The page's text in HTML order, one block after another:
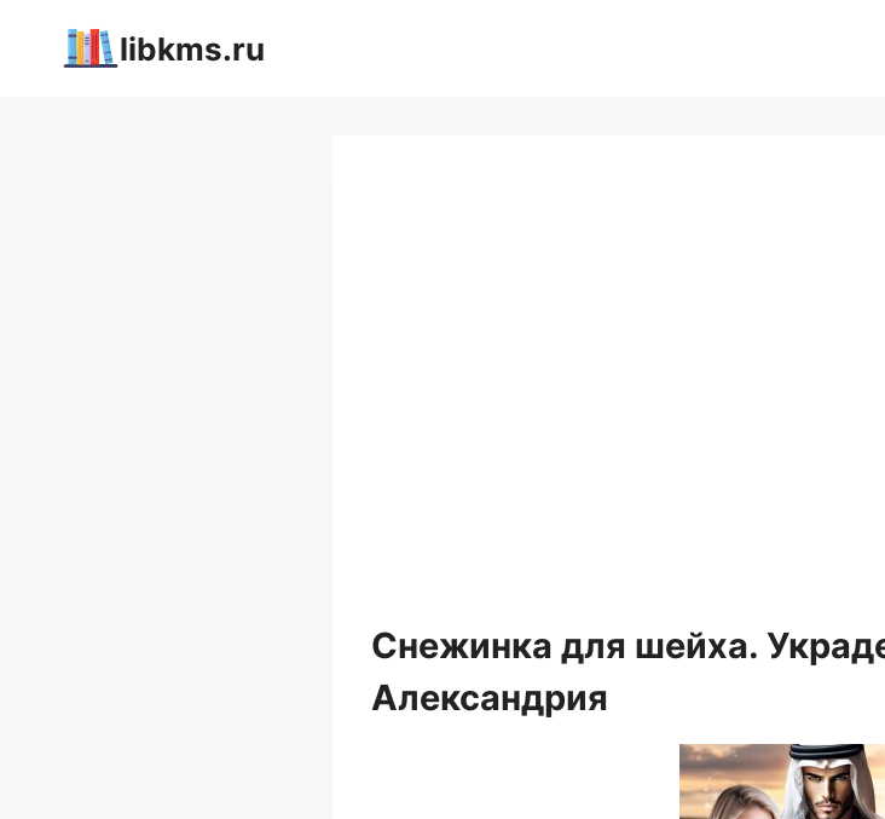
libkms.ru
Снежинка для шейха.
Александрия